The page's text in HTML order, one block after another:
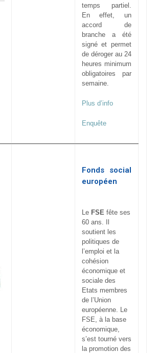
temps partiel.
En effet, un
accord de
branche a été
signé et permet
de déroger au 24
heures minimum
obligatoires par
semaine.
Plus d’info
Enquête
Fonds social
européen
Le FSEfête ses
60 ans. Il
soutient les
politiques de
l’emploi et la
cohésion
économique et
sociale des
Etats membres
de l’Union
européenne. Le
FSE, à la base
économique,
s’est tourné vers
la promotion des